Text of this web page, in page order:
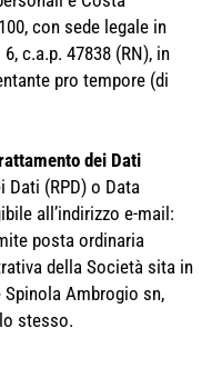
con sede legale in
c.a.p. 47838 (RN), in
pro tempore (di
dei Dati
Dati (RPD) o Data
all’indirizzo e-mail:
posta ordinaria
della Società sita in
Ambrogio sn,
stesso.